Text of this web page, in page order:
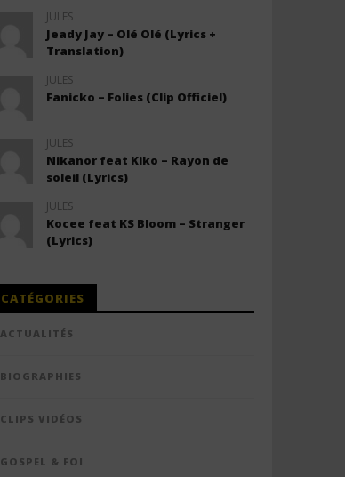
JULES
Jeady Jay – Olé Olé (Lyrics +
Translation)
JULES
Fanicko – Folies (Clip Officiel)
JULES
Nikanor feat Kiko – Rayon de
soleil (Lyrics)
JULES
Kocee feat KS Bloom – Stranger
(Lyrics)
CATÉGORIES
ACTUALITÉS
BIOGRAPHIES
CLIPS VIDÉOS
GOSPEL & FOI